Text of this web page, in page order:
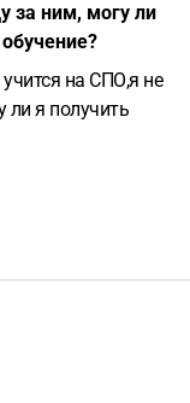
за ним, могу ли
на СПО,я не
ли я получить